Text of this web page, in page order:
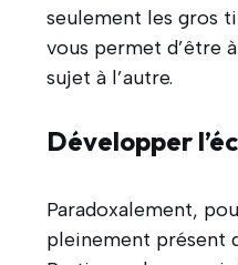
seulement les gros
vous permet d’être
sujet à l’autre.
Développer
Paradoxalement,
pleinement présent